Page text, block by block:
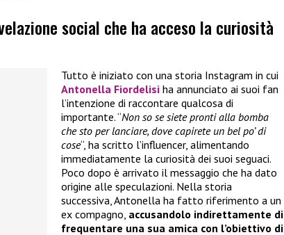
social che ha acceso la curiosità
Tutto è iniziato con una storia Instagram in cui
Antonella Fiordelisi ha annunciato ai suoi fan
l’intenzione di raccontare qualcosa di
importante. “Non so se siete pronti alla bomba
che sto per lanciare, dove capirete un bel po’ di
cose“, ha scritto l’influencer, alimentando
immediatamente la curiosità dei suoi seguaci.
Poco dopo è arrivato il messaggio che ha dato
origine alle speculazioni. Nella storia
successiva, Antonella ha fatto riferimento a un
ex compagno, accusandolo indirettamente di
frequentare una sua amica con l’obiettivo di